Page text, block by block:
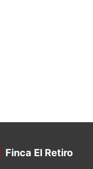
Finca El Retiro